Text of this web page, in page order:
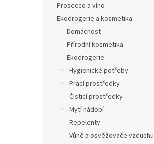
Prosecco a víno
Ekodrogerie a kosmetika
Domácnost
Přírodní kosmetika
Ekodrogerie
Hygienické potřeby
Prací prostředky
Čisticí prostředky
Mytí nádobí
Repelenty
Vůně a osvěžovače vzduchu